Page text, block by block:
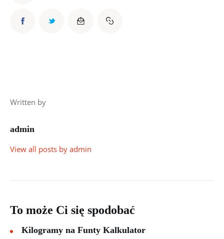
Written by
admin
View all posts by admin
To może Ci się spodobać
Kilogramy na Funty Kalkulator